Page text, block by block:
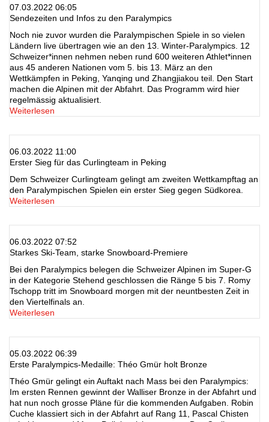
07.03.2022 06:05
Sendezeiten und Infos zu den Paralympics
Noch nie zuvor wurden die Paralympischen Spiele in so vielen
Ländern live übertragen wie an den 13. Winter-Paralympics. 12
Schweizer*innen nehmen neben rund 600 weiteren Athlet*innen
aus 45 anderen Nationen vom 5. bis 13. März an den
Wettkämpfen in Peking, Yanqing und Zhangjiakou teil. Den Start
machen die Alpinen mit der Abfahrt. Das Programm wird hier
regelmässig aktualisiert.
Weiterlesen
06.03.2022 11:00
Erster Sieg für das Curlingteam in Peking
Dem Schweizer Curlingteam gelingt am zweiten Wettkampftag an
den Paralympischen Spielen ein erster Sieg gegen Südkorea.
Weiterlesen
06.03.2022 07:52
Starkes Ski-Team, starke Snowboard-Premiere
Bei den Paralympics belegen die Schweizer Alpinen im Super-G
in der Kategorie Stehend geschlossen die Ränge 5 bis 7. Romy
Tschopp tritt im Snowboard morgen mit der neuntbesten Zeit in
den Viertelfinals an.
Weiterlesen
05.03.2022 06:39
Erste Paralympics-Medaille: Théo Gmür holt Bronze
Théo Gmür gelingt ein Auftakt nach Mass bei den Paralympics:
Im ersten Rennen gewinnt der Walliser Bronze in der Abfahrt und
hat nun noch grosse Pläne für die kommenden Aufgaben. Robin
Cuche klassiert sich in der Abfahrt auf Rang 11, Pascal Chisten